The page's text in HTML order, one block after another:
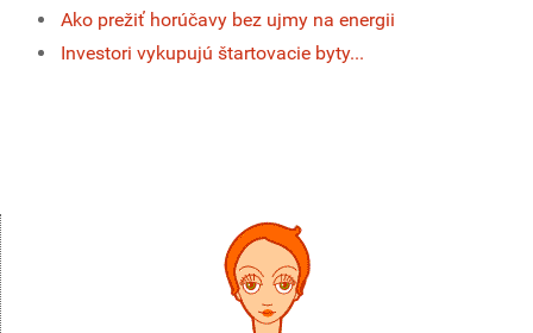
Ako prežiť horúčavy bez ujmy na energii
Investori vykupujú štartovacie byty...